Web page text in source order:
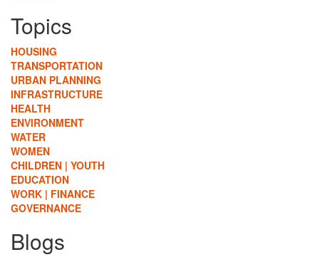
Topics
HOUSING
TRANSPORTATION
URBAN PLANNING
INFRASTRUCTURE
HEALTH
ENVIRONMENT
WATER
WOMEN
CHILDREN | YOUTH
EDUCATION
WORK | FINANCE
GOVERNANCE
Blogs